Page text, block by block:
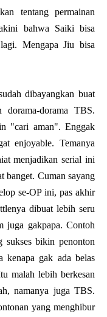
tentang permainan
bahwa Saiki bisa
Mengapa Jiu bisa
dibayangkan buat
dorama TBS.
"cari aman". Enggak
enjoyable. Temanya
menjadikan serial ini
banget. Cuman sayang
se-OP ini, pas akhir
dibuat lebih seru
juga gakpapa. Contoh
sukses bikin penonton
kenapa gak ada belas
malah lebih berkesan
namanya juga TBS.
yang menghibur